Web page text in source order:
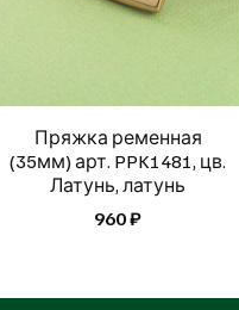
Пряжка ременная
(35мм) арт. PPK1481, цв.
Латунь, латунь
960 ₽